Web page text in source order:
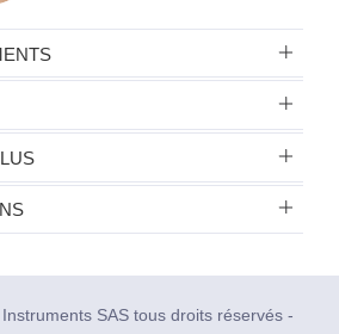
SAS tous droits réservés -